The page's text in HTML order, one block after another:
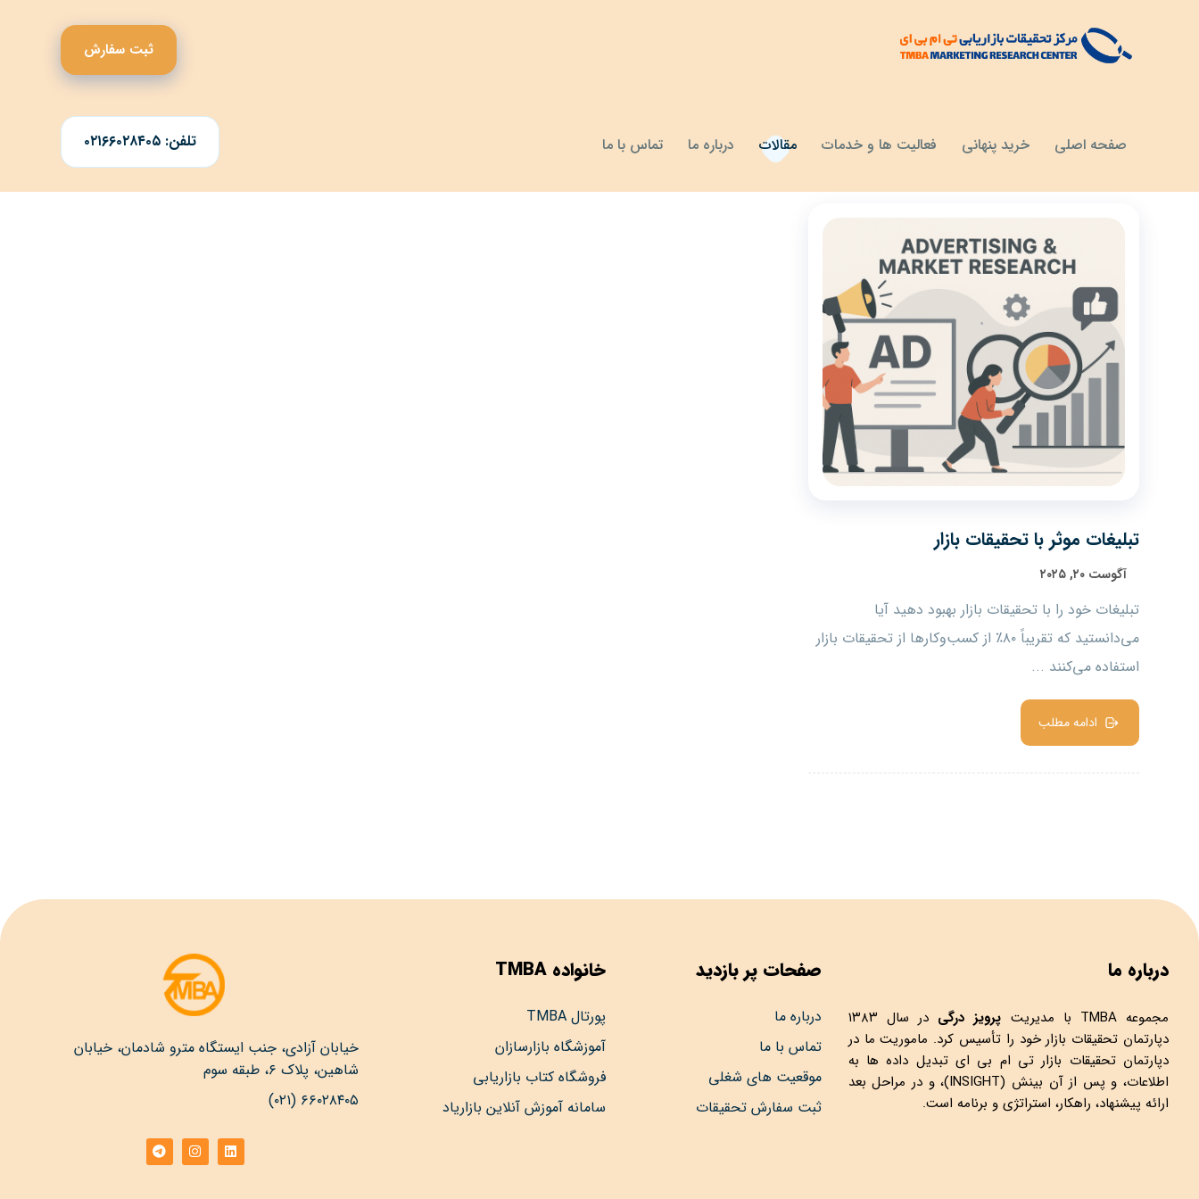
صفحه اصلی خرید پنهانی فعالیت ها و خدمات مقالات درباره ما تماس با ما
ثبت سفارش
تلفن: ۰۲۱۶۶۰۲۸۴۰۵
تبلیغات موثر با تحقیقات بازار
آگوست ۲۰, ۲۰۲۵
تبلیغات خود را با تحقیقات بازار بهبود دهید آیا
می‌دانستید که تقریباً ۸۰٪ از کسب‌وکارها از تحقیقات بازار
استفاده می‌کنند ...
ادامه مطلب
درباره ما
مجموعهTMBA با مدیریت پرویز درگی
در سال ۱۳۸۳
دپارتمان تحقیقات بازار خود را تأسیس کرد. ماموریت ما در
دپارتمان تحقیقات بازار تی ام بی ای تبدیل داده ها به
اطلاعات، و پس از آن بینش (INSIGHT)، و در مراحل بعد
ارائه پیشنهاد، راهکار، استراتژی و برنامه است.
صفحات پر بازدید
درباره ما
تماس با ما
موقعیت های شغلی
ثبت سفارش تحقیقات
خانواده TMBA
پورتال TMBA
آموزشگاه بازارسازان
فروشگاه کتاب بازاریابی
سامانه آموزش آنلاین بازاریاد
خیابان آزادی، جنب ایستگاه مترو شادمان، خیابان
شاهین، پلاک ۶، طبقه سوم
۶۶۰۲۸۴۰۵ (۰۲۱)